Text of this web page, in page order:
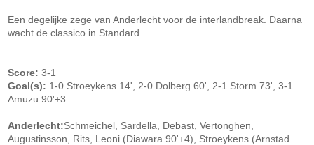
Een degelijke zege van Anderlecht voor de interlandbreak. Daarna
wacht de classico in Standard.
Score: 3-1
Goal(s): 1-0 Stroeykens 14', 2-0 Dolberg 60', 2-1 Storm 73', 3-1
Amuzu 90'+3
Anderlecht:Schmeichel, Sardella, Debast, Vertonghen,
Augustinsson, Rits, Leoni (Diawara 90'+4), Stroeykens (Arnstad